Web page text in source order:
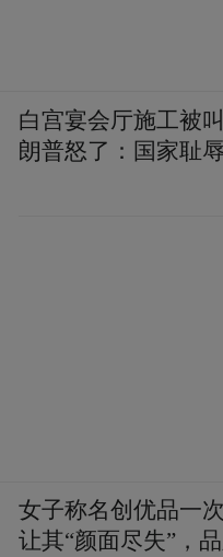
白宫宴会厅施工被
朗普怒了：国家耻辱
女子称名创优品一
让其“颜面尽失”，